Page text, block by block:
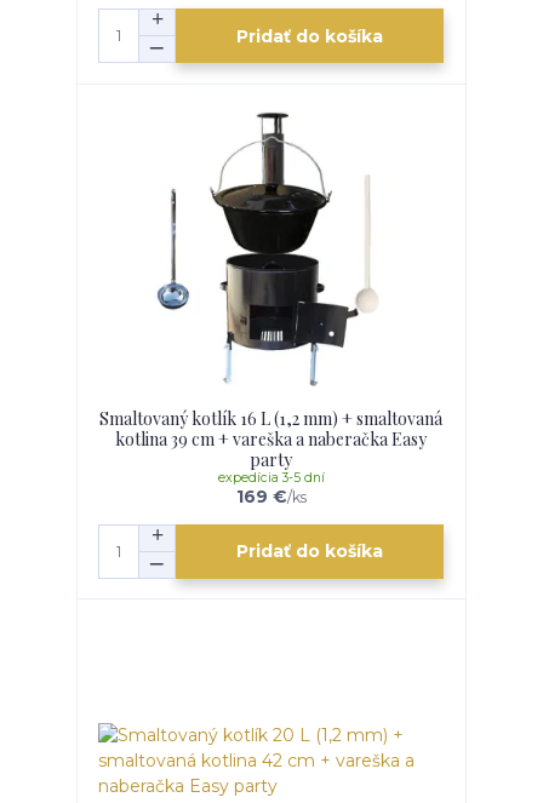
Pridať do košíka
Smaltovaný kotlík 16 L (1,2 mm) + smaltovaná
kotlina 39 cm + vareška a naberačka Easy
party
169 €/ks
expedícia 3-5 dní
Pridať do košíka